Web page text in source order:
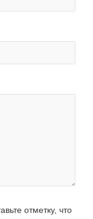
отметку, что